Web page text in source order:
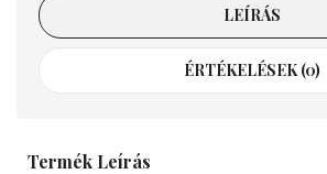
LEÍRÁS
ÉRTÉKELÉSEK (0)
Termék Leírás